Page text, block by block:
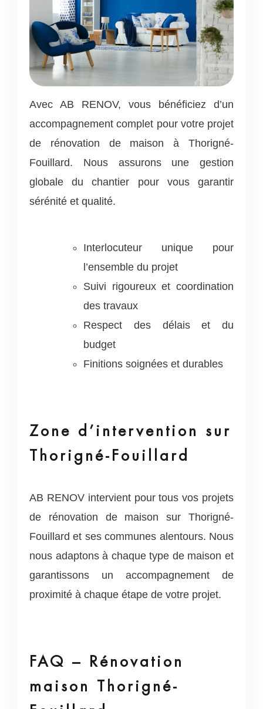
Avec AB RENOV, vous bénéficiez d’un
accompagnement complet pour votre projet
de rénovation de maison à Thorigné-
Fouillard. Nous assurons une gestion
globale du chantier pour vous garantir
sérénité et qualité.
Interlocuteur unique pour
l’ensemble du projet
Suivi rigoureux et coordination
des travaux
Respect des délais et du
budget
Finitions soignées et durables
Zone d’intervention sur
Thorigné-Fouillard
AB RENOV intervient pour tous vos projets
de rénovation de maison sur Thorigné-
Fouillard et ses communes alentours. Nous
nous adaptons à chaque type de maison et
garantissons un accompagnement de
proximité à chaque étape de votre projet.
FAQ – Rénovation
maison Thorigné-